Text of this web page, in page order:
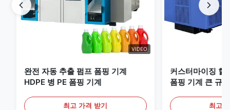
VIDEO
완전 자동 추출 펌프 폼핑 기계
HDPE 병 PE 폼핑 기계
최고 가격 받기
커스터마이징 할
폼핑 기계 큰 규
최고